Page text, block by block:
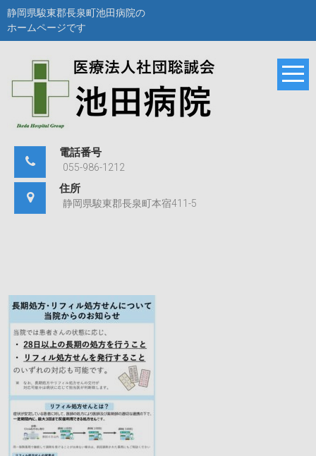
Skip
to
content
静岡県駿東郡長泉町池田病院の
ホームページです
電話番号
055-986-1212
住所
静岡県駿東郡長泉町本宿411-5